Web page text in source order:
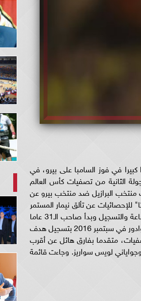
كبيرا في فوز السامبا على بيرو، في
منافسات الجولة الثانية من تصفيات كأس العالم
منتخب البرازيل ضد منتخب بيرو عن
فى الدقيقة 90. وكشفت شبكة "أوبتا" للإحصائيات عن تألق نيمار المستمر
في تصفيات أمريكا الجنوبية المؤهلة للمونديال عبر مشاركته في 34 هدفا، ما بين الصناعة والتسجيل وبدأ صاحب الـ31 عاما
رحلته في التصفيات عام 2015 بمشاركته ضد الأرجنتين، قبل أن يبدأ إسهاماته أمام الإكوادور في سبتمبر 2016 بتسجيل هدف
متقدما بفارق هائل عن أقرب
في 20 هدفا، بالتساوي مع الأوروجواياني لويس سواريز. وجاءت قائمة